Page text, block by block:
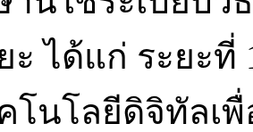
ะ ได้แก่ ระยะ
โนโลยีดิจิทัลเ